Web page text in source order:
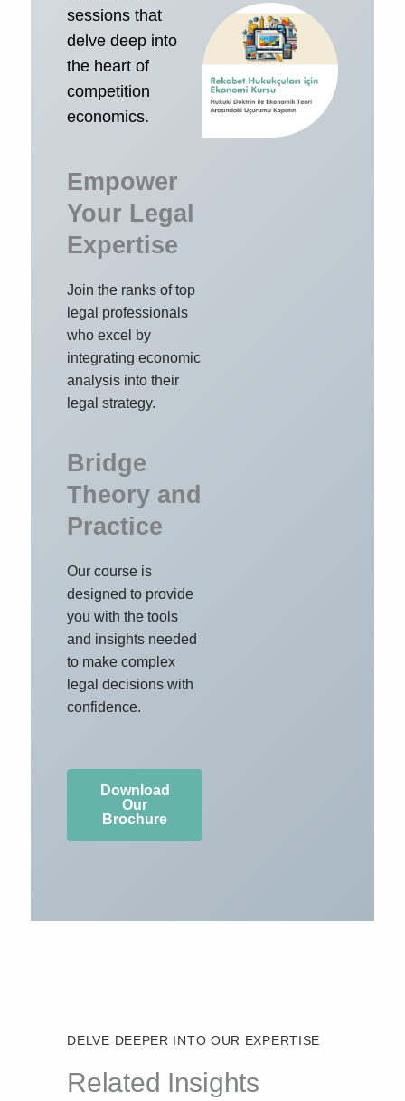
sessions that
delve deep into
the heart of
competition
economics.
Empower
Your Legal
Expertise
Join the ranks of top
legal professionals
who excel by
integrating economic
analysis into their
legal strategy.
Bridge
Theory and
Practice
Our course is
designed to provide
you with the tools
and insights needed
to make complex
legal decisions with
confidence.
Download
Our
Brochure
DELVE DEEPER INTO OUR EXPERTISE
Related Insights